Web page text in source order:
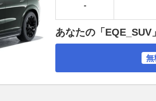
-
あなたの「EQE_SUV
無